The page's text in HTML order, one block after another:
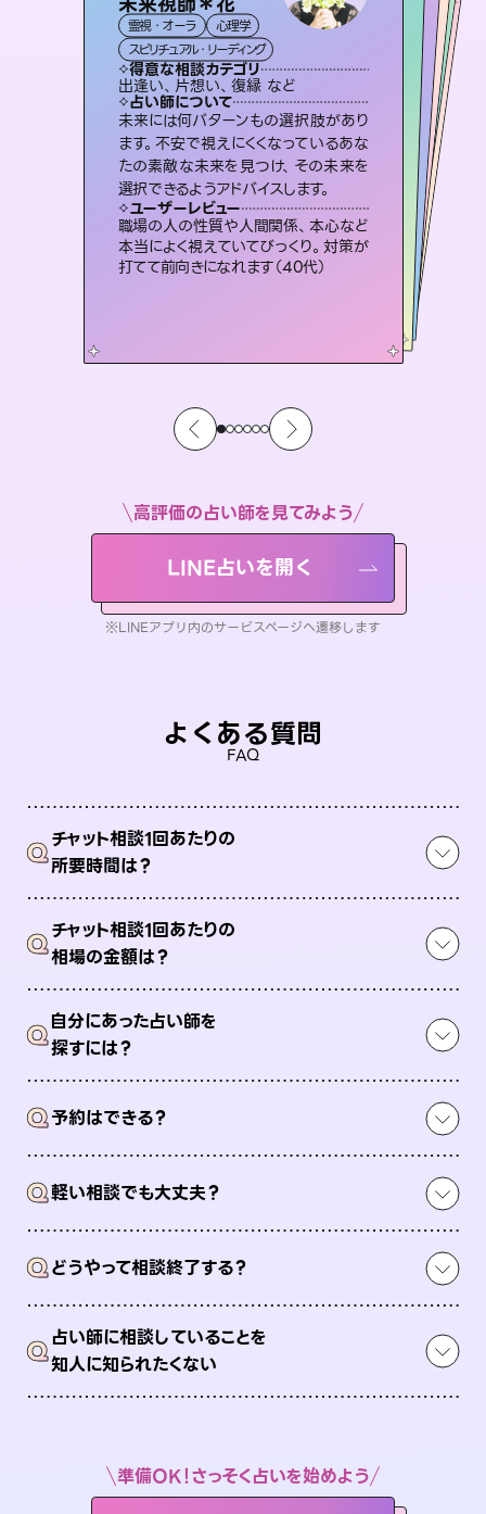
霊視・オーラ
心理学
スピリチュアル・リーディング
得意な相談カテゴリ
出逢い、片想い、復縁 など
占い師について
未来には何パターンもの選択肢があり
ます。不安で視えにくくなっているあな
たの素敵な未来を見つけ、その未来を
選択できるようアドバイスします。
ユーザーレビュー
職場の人の性質や人間関係、本心など
本当によく視えていてびっくり。対策が
打てて前向きになれます（40代）
彗望（すいぼう）
霊視・オーラ 透視
スピリチュアル・リーディング
得意な相談カテゴリ
片想い、あの人の気持ち、復縁 など
占い師について
3,700年以上の歴史を持つ東洋最古の
占術「易占」で詳細まで占い、幸せへ向
かう道筋を示します。厳しい結果にも具
体的な対策をお伝えします。
ユーザーレビュー
複雑な背景もしっかり聞いて鑑定して
いただけました。気持ちが楽になりまし
た（50代 女性）
アイリス -iris-
西洋占星術 タロット
ルーン
得意な相談カテゴリ
恋愛総合、片想い、二人の未来 など
占い師について
復縁、恋愛、不倫の行方、同性愛や片
思い、仕事関係や借金問題まで知りた
いことや心の負担になっていることを
紐解き、背中をそっと押して導きます。
ユーザーレビュー
安心感のあり、言い切ってくれる所や濁
さない鑑定のおかげで、毎回自分の気
持ちを整えられます（30代 男性）
おう 霊感オラクル
霊視・オーラ
オラクルカード
得意な相談カテゴリ
恋愛総合、あの人の気持ち など
占い師について
霊視×オラクルカードを使って「今」と「未来」そして「気になるあの人の気持ち」まで丁寧に読み解き、恋や人生のヒントを優しく引き出します。
ユーザーレビュー
不安な気持ちが嘘みたいに晴れまし
た…！よく視えていらっしゃるんだなと
感じました（40代 女性）
セラピスト理恵
霊視・オーラ
スピリチュアル・リーディング
得意な相談カテゴリ
片想い、二人の未来、年の差 など
占い師について
連絡再開、復縁、成就などの報告実績
多数。セラピストとして2万超の施術経
験があるからこそできる鑑定で、より良
い未来をサポートします。
ユーザーレビュー
とても心温まる鑑定でした。しかもこち
らは何も言っていないのに視えていらっ
しゃるんだなと驚きです（30代女性）
桃源珠羽
霊視・オーラ タロット
スピリチュアル・リーディング
得意な相談カテゴリ
片想い、あの人の気持ち、復縁 など
占い師について
恋愛のお悩みの中でも特に「曖昧な関
係」の相談を得意としており、友達以上
恋人未満なお相手との今後や本音を丁
寧に読み解き恋愛成就へと導きます。
ユーザーレビュー
鑑定していただいてアドバイス通りに行
動すると仲が復活してきました。ありが
とうございました（40代 女性）
高評価の占い師を見てみよう
LINE占いを開く
※LINEアプリ内のサービスページへ遷移します
よくある質問
FAQ
Qチャット相談1回あたりの
所要時間は？
Qチャット相談1回あたりの
相場の金額は？
Q自分にあった占い師を
探すには？
Q予約はできる？
Q軽い相談でも大丈夫？
Qどうやって相談終了する？
Q占い師に相談していることを
知人に知られたくない
準備OK！さっそく占いを始めよう